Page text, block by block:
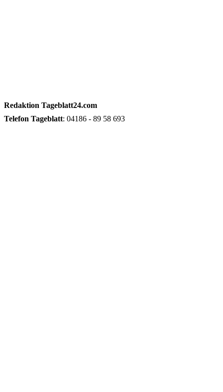
Redaktion Tageblatt24.com
Telefon Tageblatt: 04186 - 89 58 693